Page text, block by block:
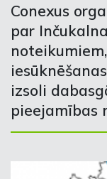
Conexus
par
izsoli
pieejamības